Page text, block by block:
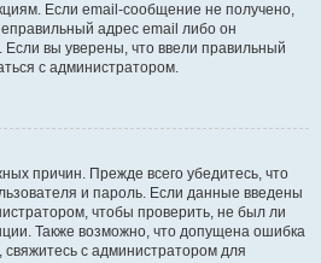
Если email-сообщение не получено,
адрес email либо он
вы уверены, что ввели правильный
с администратором.
причин. Прежде всего убедитесь, что
и пароль. Если данные введены
чтобы проверить, не был ли
Также возможно, что допущена ошибка
с администратором для